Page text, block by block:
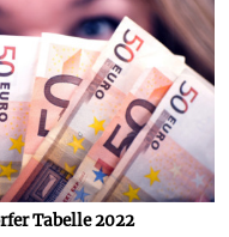
Tabelle 2022